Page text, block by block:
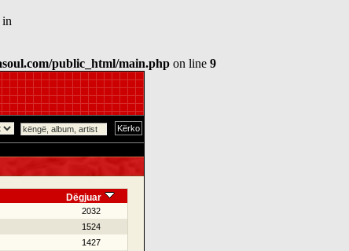
in
public_html/main.php on line 9
Dëgjuar
2032
1524
1427